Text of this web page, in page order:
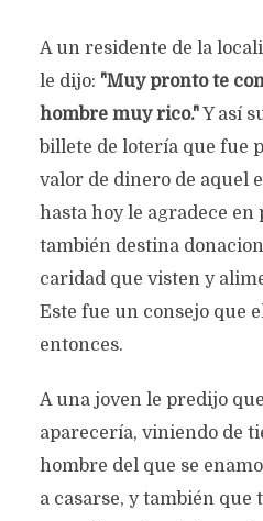
LA
Texto original deSilvia
Categoría:Prosa 11
4 Minutos
A un residente de la
le dijo: "Muy pronto te
hombre muy rico."Y así
billete de lotería que fue
valor de dinero de aquel
hasta hoy le agradece en
también destina
caridad que visten y
Este fue un consejo que
entonces.
A una joven le predijo
aparecería, viniendo de
hombre del que se
a casarse, y también